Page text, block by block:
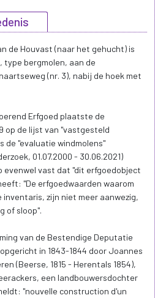
de Houvast (naar het gehucht) is
type bergmolen, aan de
(nr. 3), nabij de hoek met
Erfgoed plaatste de
op de lijst van "vastgesteld
de "evaluatie windmolens"
01.07.2000 - 30.06.2021)
evenwel vast dat "dit erfgoedobject
"De erfgoedwaarden waarom
zijn niet meer aanwezig,
of sloop".
van de Bestendige Deputatie
in 1843-1844 door Joannes
(Beerse, 1815 - Herentals 1854),
een landbouwersdochter
"nouvelle construction d'un